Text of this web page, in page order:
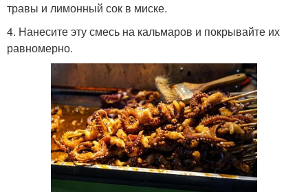
травы и лимонный сок в миске.
4. Нанесите эту смесь на кальмаров и покрывайте их
равномерно.